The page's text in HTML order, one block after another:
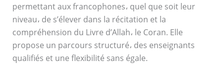
permettant aux francophones، quel que soit leur
niveau، de s’élever dans la récitation et la
compréhension du Livre d’Allah، le Coran. Elle
propose un parcours structuré، des enseignants
qualifiés et une flexibilité sans égale.